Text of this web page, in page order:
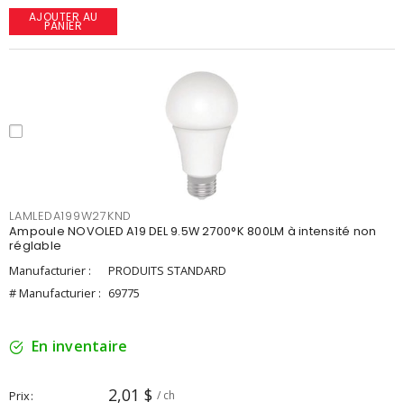
AJOUTER AU
PANIER
LAMLEDA199W27KND
Ampoule NOVOLED A19 DEL 9.5W 2700°K 800LM à intensité non
réglable
Manufacturier :
PRODUITS STANDARD
# Manufacturier : 69775
En inventaire
Prix 2,01 $ / ch